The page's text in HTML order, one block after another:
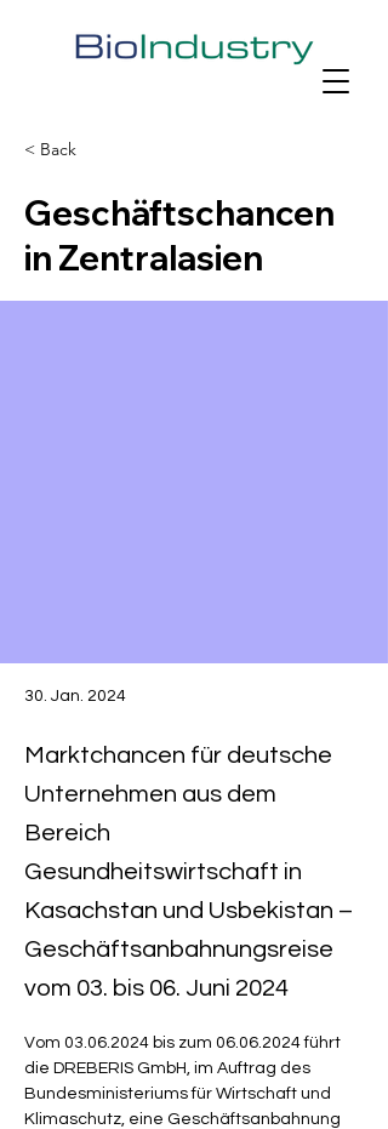
< Back
Geschäftschancen
in Zentralasien
30. Jan. 2024
Marktchancen für deutsche
Unternehmen aus dem
Bereich
Gesundheitswirtschaft in
Kasachstan und Usbekistan –
Geschäftsanbahnungsreise
vom 03. bis 06. Juni 2024
Vom 03.06.2024 bis zum 06.06.2024 führt
die DREBERIS GmbH, im Auftrag des
Bundesministeriums für Wirtschaft und
Klimaschutz, eine Geschäftsanbahnung